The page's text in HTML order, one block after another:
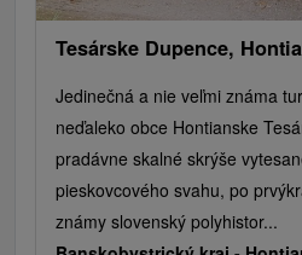
Tesárske Dupence,
Jedinečná a nie veľmi známa
neďaleko obce Hontianske
pradávne skalné skrýše
pieskovcového svahu, po
známy slovenský polyhistor...